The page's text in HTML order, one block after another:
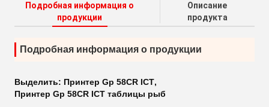
Подробная информация о
продукции
Описание
продукта
Подробная информация о продукции
Выделить: Принтер Gp 58CR ICT,
Принтер Gp 58CR ICT таблицы рыб